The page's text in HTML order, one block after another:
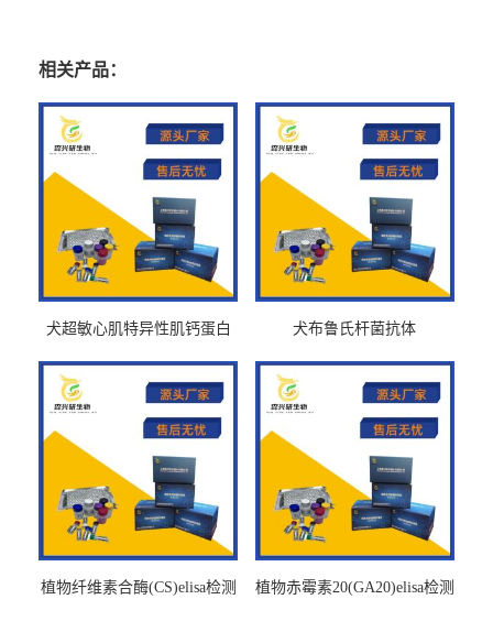
相关产品：
犬超敏心肌特异性肌钙蛋白
犬布鲁氏杆菌抗体
植物纤维素合酶(CS)elisa检测
植物赤霉素20(GA20)elisa检测